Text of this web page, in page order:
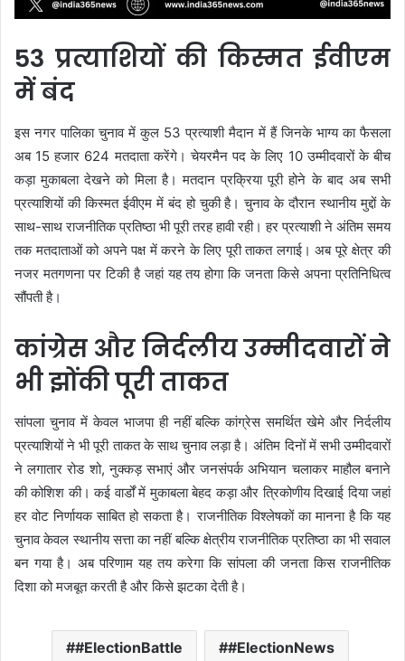
53 प्रत्याशियों की किस्मत ईवीएम
में बंद
इस नगर पालिका चुनाव में कुल 53 प्रत्याशी मैदान में हैं जिनके भाग्य का फैसला
अब 15 हजार 624 मतदाता करेंगे। चेयरमैन पद के लिए 10 उम्मीदवारों के बीच
कड़ा मुकाबला देखने को मिला है। मतदान प्रक्रिया पूरी होने के बाद अब सभी
प्रत्याशियों की किस्मत ईवीएम में बंद हो चुकी है। चुनाव के दौरान स्थानीय मुद्दों के
साथ-साथ राजनीतिक प्रतिष्ठा भी पूरी तरह हावी रही। हर प्रत्याशी ने अंतिम समय
तक मतदाताओं को अपने पक्ष में करने के लिए पूरी ताकत लगाई। अब पूरे क्षेत्र की
नजर मतगणना पर टिकी है जहां यह तय होगा कि जनता किसे अपना प्रतिनिधित्व
सौंपती है।
कांग्रेस और निर्दलीय उम्मीदवारों ने
भी झोंकी पूरी ताकत
सांपला चुनाव में केवल भाजपा ही नहीं बल्कि कांग्रेस समर्थित खेमे और निर्दलीय
प्रत्याशियों ने भी पूरी ताकत के साथ चुनाव लड़ा है। अंतिम दिनों में सभी उम्मीदवारों
ने लगातार रोड शो, नुक्कड़ सभाएं और जनसंपर्क अभियान चलाकर माहौल बनाने
की कोशिश की। कई वार्डों में मुकाबला बेहद कड़ा और त्रिकोणीय दिखाई दिया जहां
हर वोट निर्णायक साबित हो सकता है। राजनीतिक विश्लेषकों का मानना है कि यह
चुनाव केवल स्थानीय सत्ता का नहीं बल्कि क्षेत्रीय राजनीतिक प्रतिष्ठा का भी सवाल
बन गया है। अब परिणाम यह तय करेगा कि सांपला की जनता किस राजनीतिक
दिशा को मजबूत करती है और किसे झटका देती है।
#ElectionBattle #ElectionNews